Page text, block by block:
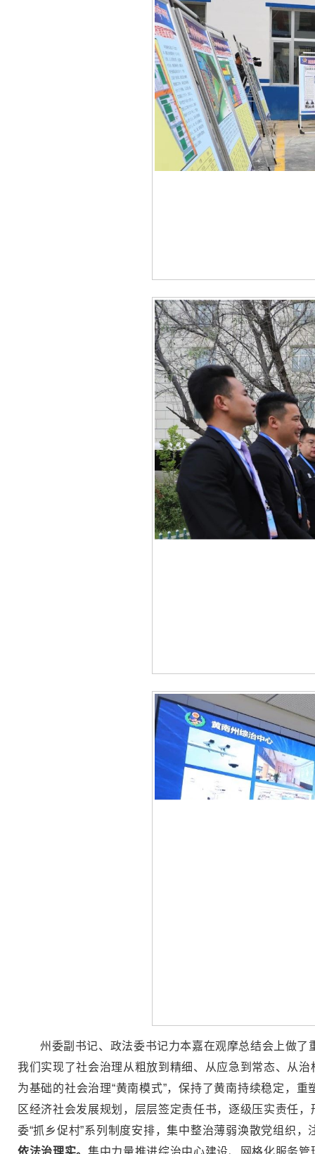
州委副书记、政法委书记力本嘉在观摩总结会上做
我们实现了社会治理从粗放到精细、从应急到常态、从
为基础的社会治理“黄南模式”，保持了黄南持续稳定，重
区经济社会发展规划，层层签定责任书，逐级压实责任
委“抓乡促村”系列制度安排，集中整治薄弱涣散党组织
依法治理实。 集中力量推进综治中心建设、网格化服务